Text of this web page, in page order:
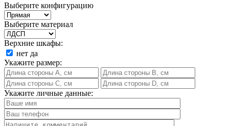
Выберите конфигурацию
Выберите материал
Верхние шкафы:
нет да
Укажите размер:
Укажите личные данные: